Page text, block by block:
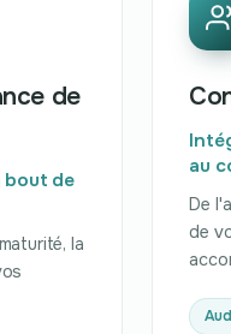
de
bout de
la
au
De
de